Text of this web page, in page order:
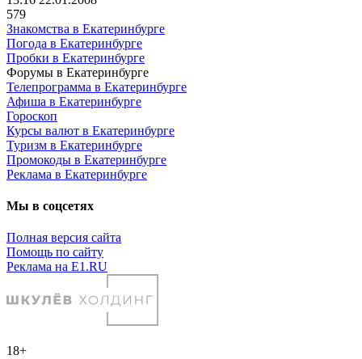
579
Знакомства в Екатеринбурге
Погода в Екатеринбурге
Пробки в Екатеринбурге
Форумы в Екатеринбурге
Телепрограмма в Екатеринбурге
Афиша в Екатеринбурге
Гороскоп
Курсы валют в Екатеринбурге
Туризм в Екатеринбурге
Промокоды в Екатеринбурге
Реклама в Екатеринбурге
Мы в соцсетях
Полная версия сайта
Помощь по сайту
Реклама на E1.RU
18+